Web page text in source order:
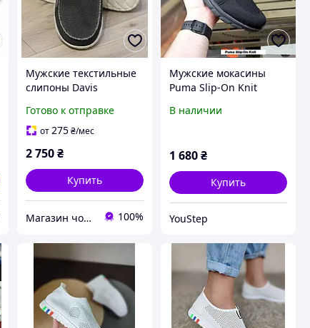
Мужские текстильные
слипоны Davis
легкие и дышащие
Готово к отправке
от275 ₴/мес
2 750 ₴
Купить
Магазин чоловічого взуття Bims.shoes 100%
Мужские мокасины
Puma Slip-On Knit
Книт тапки слипоны
дышащие на каждый
день
В наличии
1 680₴
Купить
YouStep